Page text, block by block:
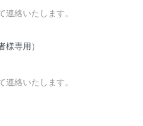
絡いたします。
専用）
絡いたします。